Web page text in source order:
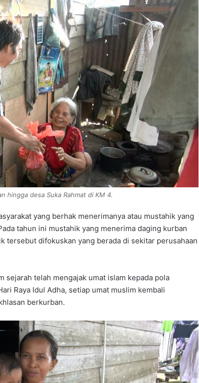
hingga desa Suka Rahmat di KM 4.
yang berhak menerimanya atau mustahik yang
tahun ini mustahik yang menerima daging kurban
tersebut difokuskan yang berada di sekitar perusahaan
sejarah telah mengajak umat islam kepada pola
Raya Idul Adha, setiap umat muslim kembali
berkurban.